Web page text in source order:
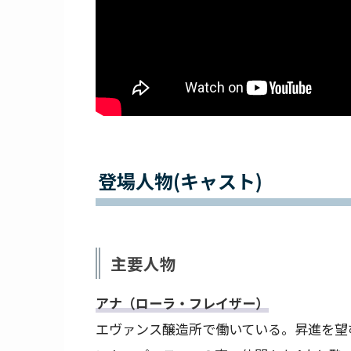
登場人物(キャスト)
主要人物
アナ（ローラ・フレイザー）
エヴァンス醸造所で働いている。昇進を